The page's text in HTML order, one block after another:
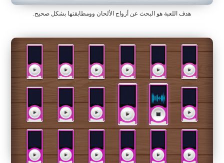
هدف اللعبة هو البحث عن أزواج الألحان وومطابقتها بشكل صحيح.